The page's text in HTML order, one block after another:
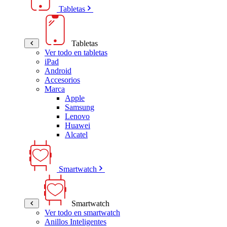
Tabletas
Tabletas
Ver todo en tabletas
iPad
Android
Accesorios
Marca
Apple
Samsung
Lenovo
Huawei
Alcatel
Smartwatch
Smartwatch
Ver todo en smartwatch
Anillos Inteligentes